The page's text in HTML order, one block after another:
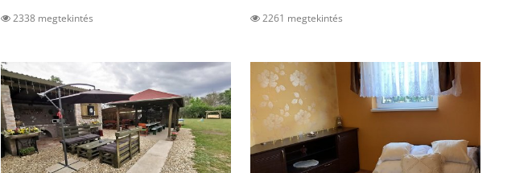
2338 megtekintés 2261 megtekintés